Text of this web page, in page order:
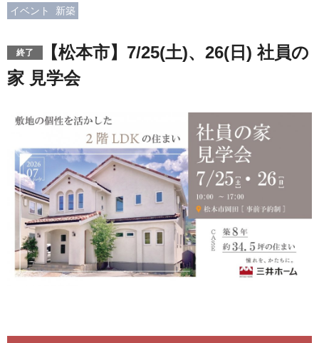
イベント 新築
【松本市】7/25(土)、26(日) 社員の
家 見学会